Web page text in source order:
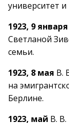
университет
1923, 9 января
Светланой
семьи.
1923, 8 мая В.
на
Берлине.
1923, май В.